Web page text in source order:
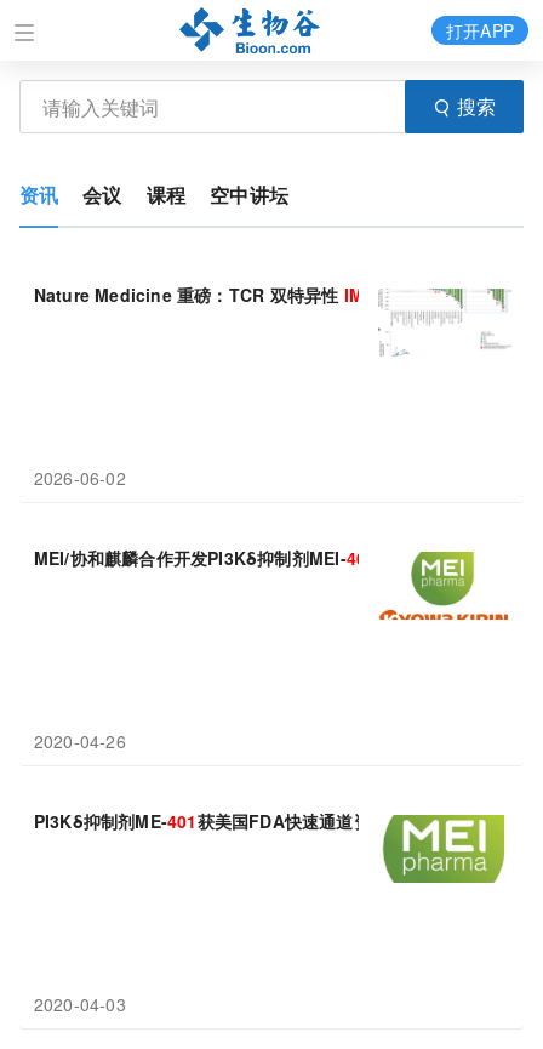
搜索
打开APP
资讯 会议 课程 空中讲坛
Nature Medicine 重磅：TCR 双特异性 IMA401头颈部癌缓解率
2026-06-02
MEI/协和麒麟合作开发PI3Kδ抑制剂MEI-401 ，治疗3类肿瘤总缓
2020-04-26
PI3Kδ抑制剂ME-401获美国FDA快速通道资格，治疗3类肿瘤总
2020-04-03